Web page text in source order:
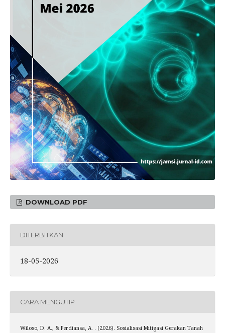
DOWNLOAD PDF
DITERBITKAN
18-05-2026
CARA MENGUTIP
Wiloso, D. A., & Perdiansa, A. . (2026). Sosialisasi Mitigasi Gerakan Tanah